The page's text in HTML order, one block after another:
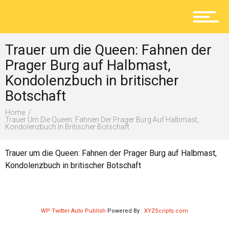
Lokal
Ratgeber
Trauer um die Queen: Fahnen der
Prager Burg auf Halbmast,
Kondolenzbuch in britischer
Botschaft
Home
Trauer Um Die Queen: Fahnen Der Prager Burg Auf Halbmast,
Kondolenzbuch In Britischer Botschaft
Trauer um die Queen: Fahnen der Prager Burg auf Halbmast,
Kondolenzbuch in britischer Botschaft
WP Twitter Auto Publish Powered By : XYZScripts.com